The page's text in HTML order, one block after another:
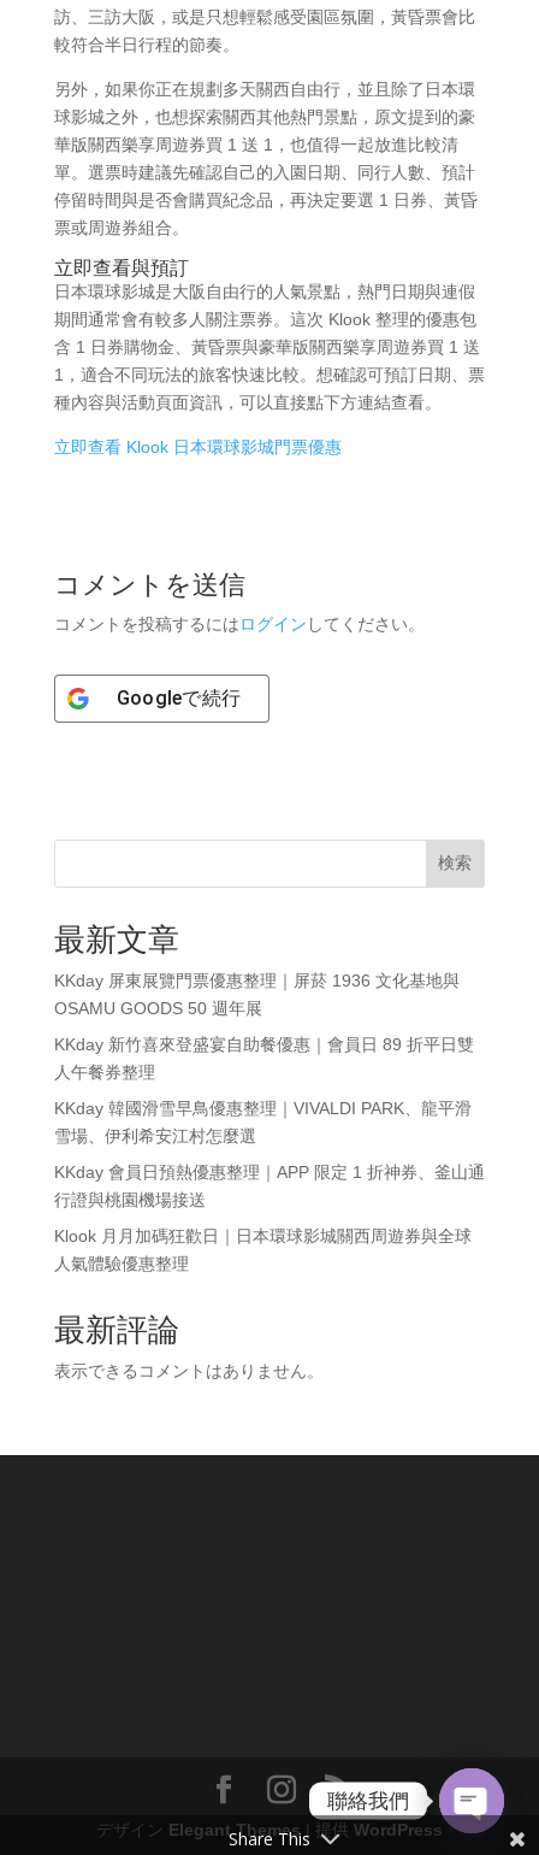
訪、三訪大阪，或是只想輕鬆感受園區氛圍，黃昏票會比
較符合半日行程的節奏。
另外，如果你正在規劃多天關西自由行，並且除了日本環
球影城之外，也想探索關西其他熱門景點，原文提到的豪
華版關西樂享周遊券買 1 送 1，也值得一起放進比較清
單。選票時建議先確認自己的入園日期、同行人數、預計
停留時間與是否會購買紀念品，再決定要選 1 日券、黃昏
票或周遊券組合。
立即查看與預訂
日本環球影城是大阪自由行的人氣景點，熱門日期與連假
期間通常會有較多人關注票券。這次 Klook 整理的優惠包
含 1 日券購物金、黃昏票與豪華版關西樂享周遊券買 1 送
1，適合不同玩法的旅客快速比較。想確認可預訂日期、票
種內容與活動頁面資訊，可以直接點下方連結查看。
立即查看 Klook 日本環球影城門票優惠
コメントを送信
コメントを投稿するにはログイン してください。
Googleで続行
検索
最新文章
KKday 屏東展覽門票優惠整理｜屏菸 1936 文化基地與
OSAMU GOODS 50 週年展
KKday 新竹喜來登盛宴自助餐優惠｜會員日 89 折平日雙
人午餐券整理
KKday 韓國滑雪早鳥優惠整理｜VIVALDI PARK、龍平滑
雪場、伊利希安江村怎麼選
KKday 會員日預熱優惠整理｜APP 限定 1 折神券、釜山通
行證與桃園機場接送
Klook 月月加碼狂歡日｜日本環球影城關西周遊券與全球
人氣體驗優惠整理
最新評論
表示できるコメントはありません。
デザイン Elegant Themes| 提供 WordPress
Share This
聯絡我們
Open